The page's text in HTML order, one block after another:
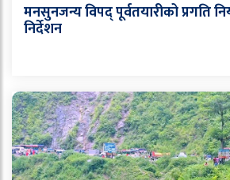
मनसुनजन्य विपद् पूर्वतयारीको प्रगति
निर्देशन